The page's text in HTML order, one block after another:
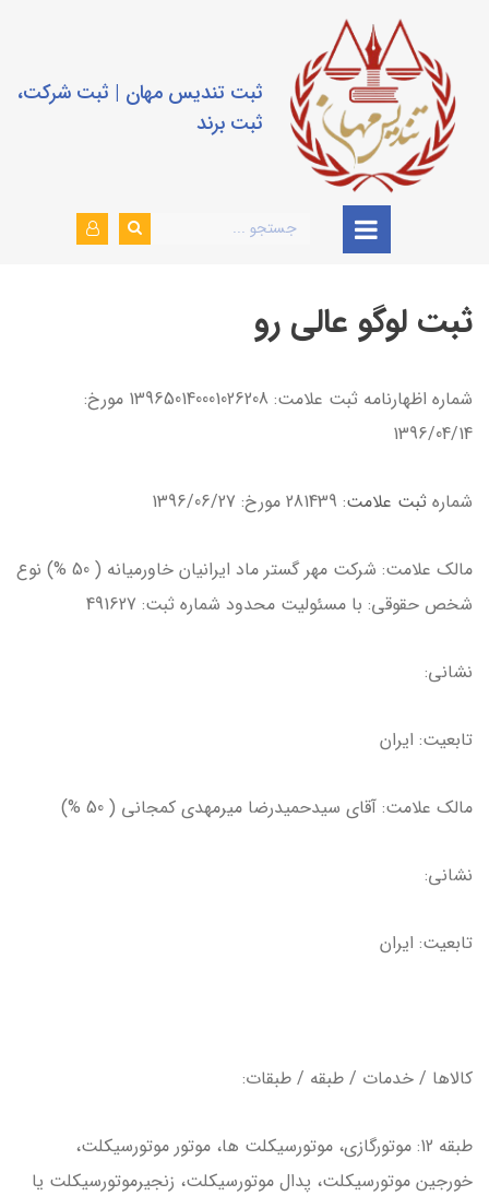
ثبت تندیس مهان | ثبت شرکت،
ثبت برند
ثبت لوگو عالی رو
شماره اظهارنامه ثبت علامت: 139650140001026208 مورخ:
1396/04/14
شماره ثبت علامت: 281439 مورخ: 1396/06/27
مالك علامت: شركت مهر گستر ماد ايرانيان خاورميانه ( 50 %) نوع
شخص حقوقي: با مسئوليت محدود شماره ثبت: 491627
نشاني:
تابعيت: ايران
مالك علامت: آقاي سيدحميدرضا ميرمهدي كمجاني ( 50 %)
نشاني:
تابعيت: ايران
كالاها / خدمات / طبقه / طبقات:
طبقه 12: موتورگازي، موتورسيكلت ها، موتور موتورسيكلت،
خورجين موتورسيكلت، پدال موتورسيكلت، زنجيرموتورسيكلت يا